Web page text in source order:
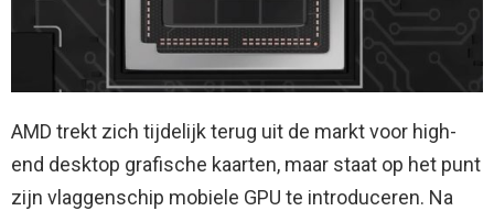
AMD trekt zich tijdelijk terug uit de markt voor high-
end desktop grafische kaarten, maar staat op het punt
zijn vlaggenschip mobiele GPU te introduceren. Na